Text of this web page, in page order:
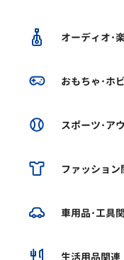
オーディオ･
おもちゃ･ホ
スポーツ･ア
ファッション
車用品･工具
生活用品関連